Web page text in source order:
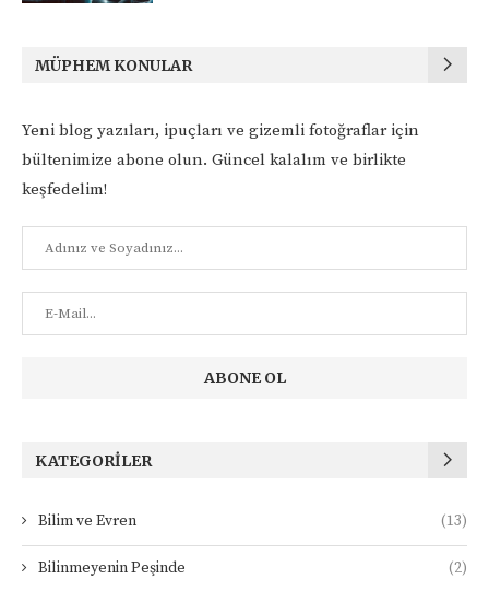
MÜPHEM KONULAR
Yeni blog yazıları, ipuçları ve gizemli fotoğraflar için
bültenimize abone olun. Güncel kalalım ve birlikte
keşfedelim!
KATEGORILER
Bilim ve Evren (13)
Bilinmeyenin Peşinde (2)